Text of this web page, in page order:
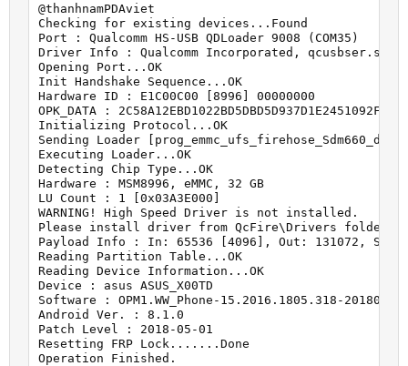
@thanhnamPDAviet
Checking for existing devices...Found
Port : Qualcomm HS-USB QDLoader 9008 (COM35)
Driver Info : Qualcomm Incorporated,
Opening Port...OK
Init Handshake Sequence...OK
Hardware ID : E1C00C00 [8996] 00000000
OPK_DATA :
Initializing Protocol...OK
Sending Loader
Executing Loader...OK
Detecting Chip Type...OK
Hardware : MSM8996, eMMC, 32 GB
LU Count : 1 [0x03A3E000]
WARNING! High Speed Driver is not installed.
Please install driver from QcFire\Drivers folder
Payload Info : In: 65536 [4096], Out: 131072,
Reading Partition Table...OK
Reading Device Information...OK
Device : asus ASUS_X00TD
Software : OPM1.WW_Phone-15.2016.1805.318-
Android Ver. : 8.1.0
Patch Level : 2018-05-01
Resetting FRP Lock.......Done
Operation Finished.